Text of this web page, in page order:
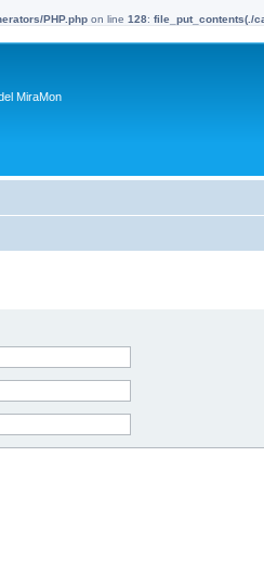
PHP.php on line 128: file_put_contents(./
MiraMon